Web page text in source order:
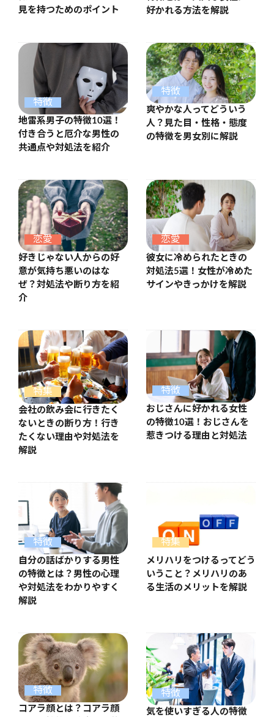
見を持つためのポイント
好かれる方法を解説
特徴
地雷系男子の特徴10選！
付き合うと厄介な男性の
共通点や対処法を紹介
特徴
爽やかな人ってどういう
人？見た目・性格・態度
の特徴を男女別に解説
恋愛
好きじゃない人からの好
意が気持ち悪いのはな
ぜ？対処法や断り方を紹
介
恋愛
彼女に冷められたときの
対処法5選！女性が冷めた
サインやきっかけを解説
特集
会社の飲み会に行きたく
ないときの断り方！行き
たくない理由や対処法を
解説
特徴
おじさんに好かれる女性
の特徴10選！おじさんを
惹きつける理由と対処法
特徴
自分の話ばかりする男性
の特徴とは？男性の心理
や対処法をわかりやすく
解説
特集
メリハリをつけるってどう
いうこと？メリハリのあ
る生活のメリットを解説
特徴
コアラ顔とは？コアラ顔
特徴
気を使いすぎる人の特徴